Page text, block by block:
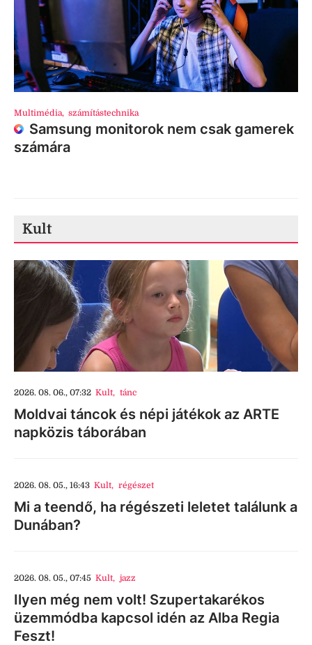
Multimédia, számítástechnika
Samsung monitorok nem csak gamerek
számára
Kult
2026. 08. 06., 07:32 Kult, tánc
Moldvai táncok és népi játékok az ARTE
napközis táborában
2026. 08. 05., 16:43 Kult, régészet
Mi a teendő, ha régészeti leletet találunk a
Dunában?
2026. 08. 05., 07:45 Kult, jazz
Ilyen még nem volt! Szupertakarékos
üzemmódba kapcsol idén az Alba Regia
Feszt!